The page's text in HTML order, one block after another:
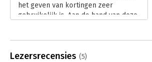
het geven van kortingen zeer
gebruikelijk is. Aan de hand van deze
huidige prijsbeleid en het geven van
Lezersrecensies (5)